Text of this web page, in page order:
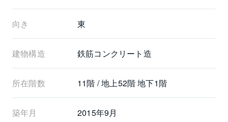
┏□ 共用施設・サービスについて（※一部有償）
┗┻━━━━━━━━━
◆24時間ゴミ出し可能（各階にゴミステーションあ
り）
◆不在時でも荷物を受け取れる宅配ボックス付き
◆24時間有人管理＆強固なトリプルセキュリティシス
テム
◆ペット飼育可（管理規約による制限あり）
向き 東
建物構造 鉄筋コンクリート造
所在階数 11階 / 地上52階 地下1階
築年月 2015年9月